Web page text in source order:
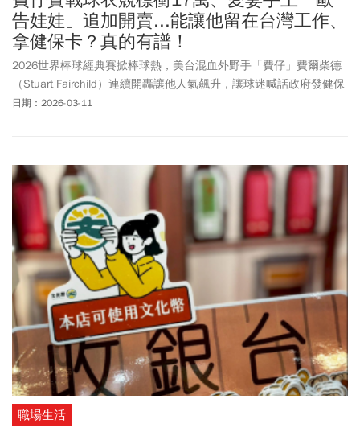
告娃娃」追加開賣...能讓他留在台灣工作、
拿健保卡？真的有譜！
2026世界棒球經典賽掀棒球熱，美台混血外野手「費仔」費爾柴德
（Stuart Fairchild）連續開轟讓他人氣飆升，讓球迷喊話政府發健保
卡、就業金卡。對此，國發會副主委高仙桂表示，台灣就業金卡設
紅、開賣即秒殺。中華職棒聯盟CPBL因此宣布限量追加，想買歐告
娃娃與鑰匙圈，可要留意預購開賣時間、購買方式、售價與出貨時
日期：2026-03-11
職場生活